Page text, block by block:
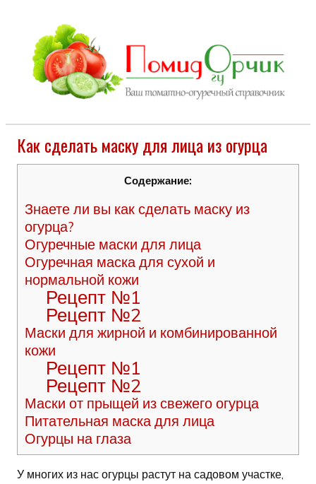
Как сделать маску для лица из огурца
Содержание:
Знаете ли вы как сделать маску из
огурца?
Огуречные маски для лица
Огуречная маска для сухой и
нормальной кожи
Рецепт №1
Рецепт №2
Маски для жирной и комбинированной
кожи
Рецепт №1
Рецепт №2
Маски от прыщей из свежего огурца
Питательная маска для лица
Огурцы на глаза
У многих из нас огурцы растут на садовом участке,